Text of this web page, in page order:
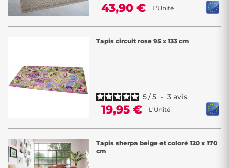
43,90 € L'Unité
Tapis circuit rose 95 x 133 cm
5/5 - 3 avis
19,95 € L'Unité
Tapis sherpa beige et coloré 120 x 170
cm